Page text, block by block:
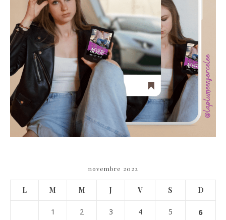
novembre 2022
L M M J V S D
1 2 3 4 5 6